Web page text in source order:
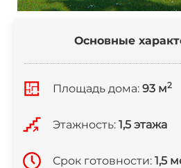
Основные
Площадь дома: 93 м2
Этажность: 1,5 этажа
Срок готовности: 1,5